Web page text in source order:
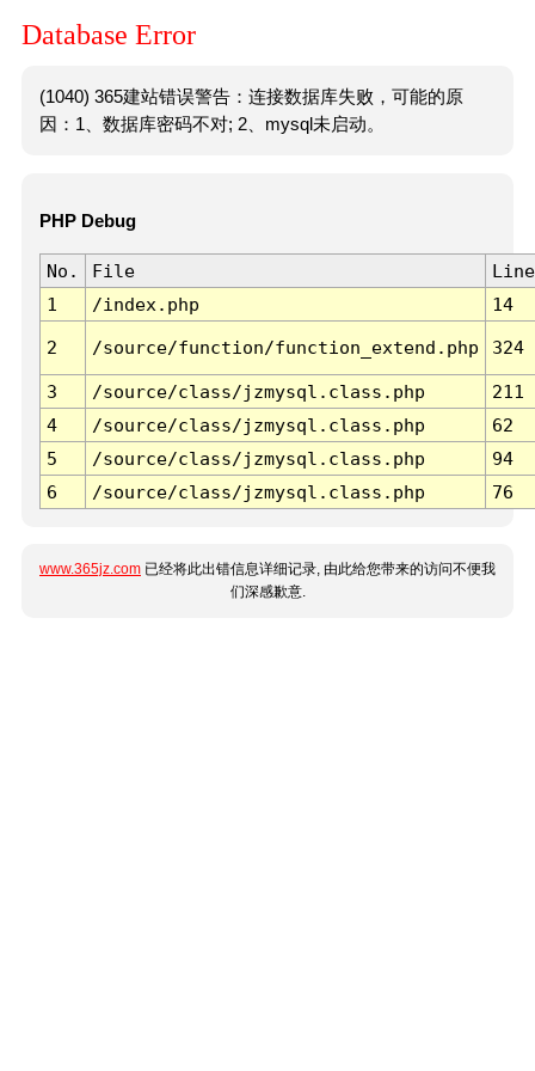
Database Error
(1040) 365建站错误警告：连接数据库失败，可能的原
因：1、数据库密码不对; 2、mysql未启动。
PHP Debug
No. File
Line
1
/index.php 14
2 /source/function/function_extend.php 324
3 /source/class/jzmysql.class.php
211
4
/source/class/jzmysql.class.php
62
5
/source/class/jzmysql.class.php
94
6
/source/class/jzmysql.class.php 76
www.365jz.com 已经将此出错信息详细记录, 由此给您带来的访问不便我
们深感歉意.